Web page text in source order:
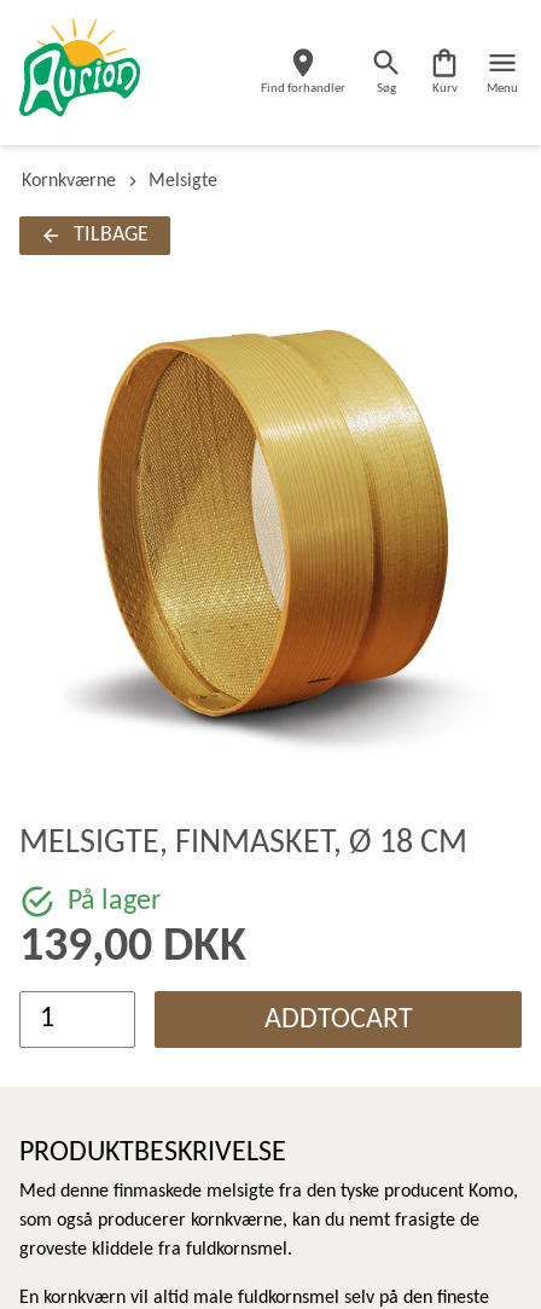
Find forhandler Søg Kurv Menu
Kornkværne Melsigte
TILBAGE
MELSIGTE, FINMASKET, Ø 18 CM
På lager
139,00 DKK
ADDTOCART
PRODUKTBESKRIVELSE
Med denne finmaskede melsigte fra den tyske producent Komo,
som også producerer kornkværne, kan du nemt frasigte de
groveste kliddele fra fuldkornsmel.
En kornkværn vil altid male fuldkornsmel selv på den fineste